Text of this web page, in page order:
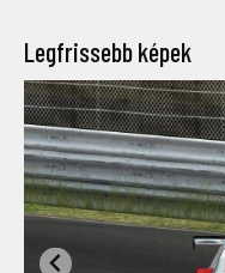
Legfrissebb képek